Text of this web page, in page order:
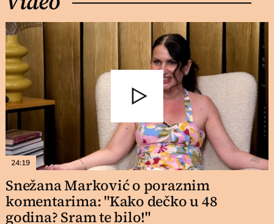
24:19
Snežana Marković o poraznim
komentarima: "Kako dečko u 48
godina? Sram te bilo!"